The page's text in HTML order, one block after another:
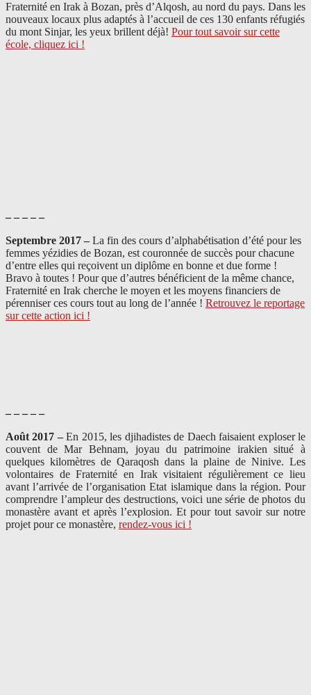
Fraternité en Irak à Bozan, près d’Alqosh, au nord du pays. Dans les
nouveaux locaux plus adaptés à l’accueil de ces 130 enfants réfugiés
du mont Sinjar, les yeux brillent déjà! Pour tout savoir sur cette
école, cliquez ici !
– – – – –
Septembre 2017 – La fin des cours d’alphabétisation d’été pour les
femmes yézidies de Bozan, est couronnée de succès pour chacune
d’entre elles qui reçoivent un diplôme en bonne et due forme !
Bravo à toutes ! Pour que d’autres bénéficient de la même chance,
Fraternité en Irak cherche le moyen et les moyens financiers de
pérenniser ces cours tout au long de l’année ! Retrouvez le reportage
sur cette action ici !
– – – – –
Août 2017 –En 2015, les djihadistes de Daech faisaient exploser le
couvent de Mar Behnam, joyau du patrimoine irakien situé à
quelques kilomètres de Qaraqosh dans la plaine de Ninive. Les
volontaires de Fraternité en Irak visitaient régulièrement ce lieu
avant l’arrivée de l’organisation Etat islamique dans la région. Pour
comprendre l’ampleur des destructions, voici une série de photos du
monastère avant et après l’explosion. Et pour tout savoir sur notre
projet pour ce monastère, rendez-vous ici !